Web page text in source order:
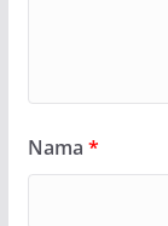
Nama *